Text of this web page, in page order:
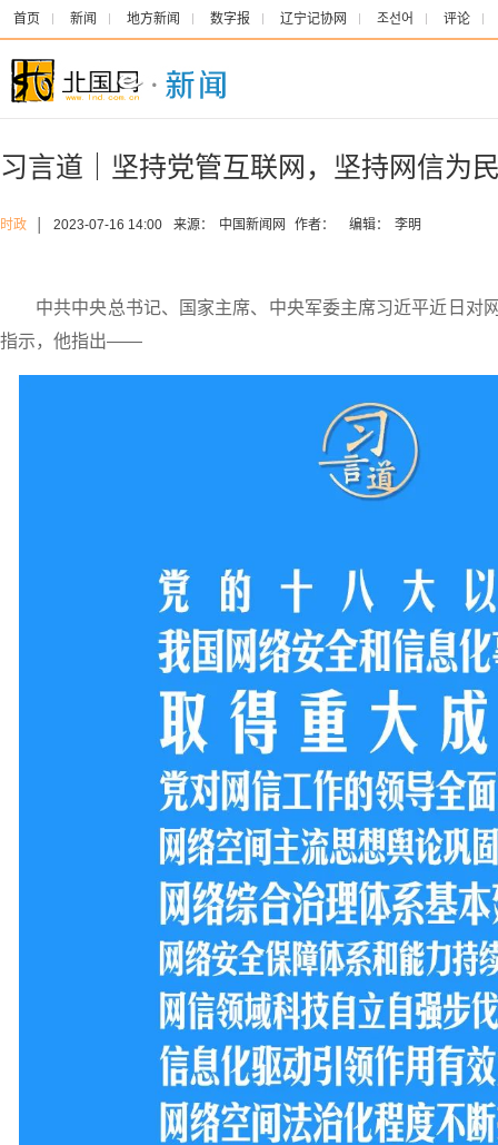
首页 新闻 地方新闻 数字报 辽宁记协网 조선어 评论
习言道｜坚持党管互联网，坚持网信为
时政 2023-07-16 14:00 来源： 中国新闻网 作者： 编辑： 李明
中共中央总书记、国家主席、中央军委主席习近平近日对
指示，他指出——